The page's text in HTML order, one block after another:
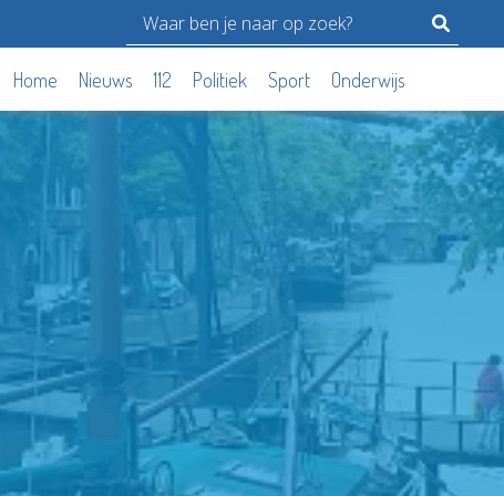
Home Nieuws 112 Politiek Sport Onderwijs